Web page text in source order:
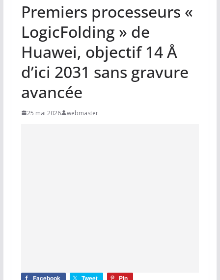
Premiers processeurs «
LogicFolding » de
Huawei, objectif 14 Å
d’ici 2031 sans gravure
avancée
25 mai 2026 webmaster
Facebook Tweet Pin